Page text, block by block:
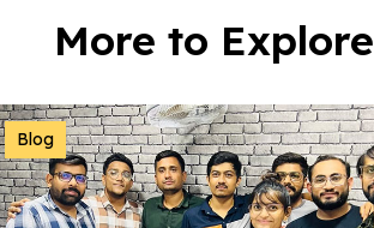
More to Explore
Blog